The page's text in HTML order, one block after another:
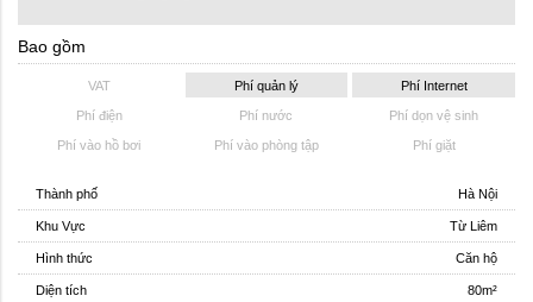
Bao gồm
VAT Phí quản lý Phí Internet
Phí điện Phí nước Phí dọn vệ sinh
Phí vào hồ bơi Phí vào phòng tập Phí giặt
Thành phố Hà Nội
Khu Vực Từ Liêm
Hình thức Căn hộ
Diện tích 80m²